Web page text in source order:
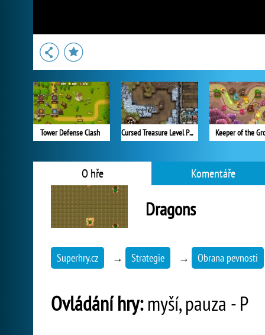
Tower Defense Clash Cursed Treasure Level Pack Keeper of the
O hře Komentáře
Dragons
Superhry.cz → Strategie → Obrana pevnosti
Ovládání hry:myší, pauza - P